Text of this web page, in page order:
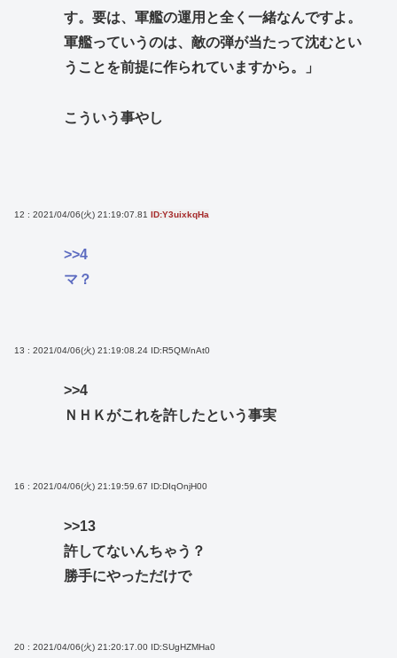
す。要は、軍艦の運用と全く一緒なんですよ。
軍艦っていうのは、敵の弾が当たって沈むとい
うことを前提に作られていますから。」
こういう事やし
12 : 2021/04/06(火) 21:19:07.81 ID:Y3uixkqHa
>>4
マ？
13 : 2021/04/06(火) 21:19:08.24 ID:R5QM/nAt0
>>4
ＮＨＫがこれを許したという事実
16 : 2021/04/06(火) 21:19:59.67 ID:DIqOnjH00
>>13
許してないんちゃう？
勝手にやっただけで
20 : 2021/04/06(火) 21:20:17.00 ID:SUgHZMHa0